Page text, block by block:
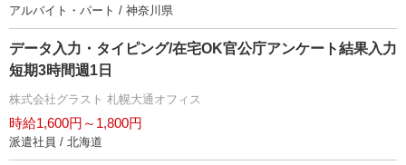
アルバイト・パート / 神奈川県
データ入力・タイピング/在宅OK官公庁アンケート結果入力
短期3時間週1日
株式会社グラスト 札幌大通オフィス
時給1,600円～1,800円
派遣社員 / 北海道